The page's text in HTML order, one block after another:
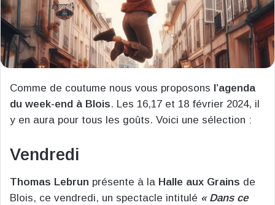
Comme de coutume nous vous proposons l’agenda
du week-end à Blois. Les 16,17 et 18 février 2024, il
y en aura pour tous les goûts. Voici une sélection :
Vendredi
Thomas Lebrun présente à la Halle aux Grains de
Blois, ce vendredi, un spectacle intitulé « Dans ce